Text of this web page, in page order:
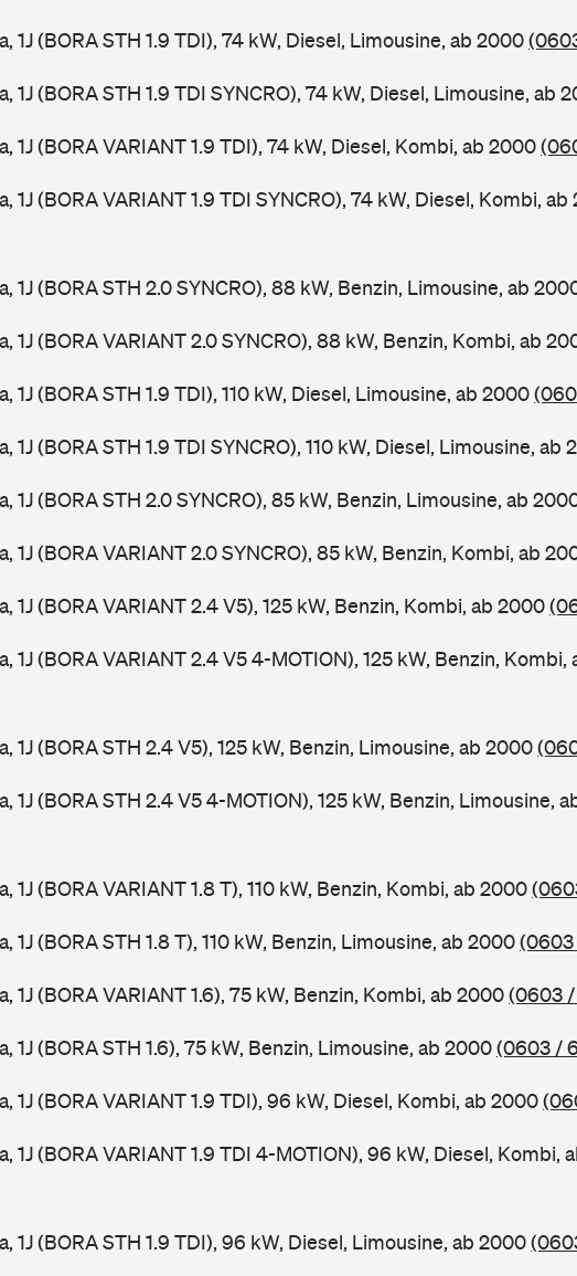
1J (BORA STH 1.9 TDI), 74 kW, Diesel, Limousine, ab 2000
1J (BORA STH 1.9 TDI SYNCRO), 74 kW, Diesel, Limousine, ab
1J (BORA VARIANT 1.9 TDI), 74 kW, Diesel, Kombi, ab 2000
1J (BORA VARIANT 1.9 TDI SYNCRO), 74 kW, Diesel, Kombi,
1J (BORA STH 2.0 SYNCRO), 88 kW, Benzin, Limousine, ab
1J (BORA VARIANT 2.0 SYNCRO), 88 kW, Benzin, Kombi, ab
1J (BORA STH 1.9 TDI), 110 kW, Diesel, Limousine, ab 2000
1J (BORA STH 1.9 TDI SYNCRO), 110 kW, Diesel, Limousine, ab
1J (BORA STH 2.0 SYNCRO), 85 kW, Benzin, Limousine, ab
1J (BORA VARIANT 2.0 SYNCRO), 85 kW, Benzin, Kombi, ab
1J (BORA VARIANT 2.4 V5), 125 kW, Benzin, Kombi, ab 2000
1J (BORA VARIANT 2.4 V5 4-MOTION), 125 kW, Benzin, Kombi,
1J (BORA STH 2.4 V5), 125 kW, Benzin, Limousine, ab 2000
1J (BORA STH 2.4 V5 4-MOTION), 125 kW, Benzin, Limousine,
1J (BORA VARIANT 1.8 T), 110 kW, Benzin, Kombi, ab 2000
1J (BORA STH 1.8 T), 110 kW, Benzin, Limousine, ab 2000(0603
1J (BORA VARIANT 1.6), 75 kW, Benzin, Kombi, ab 2000(0603
1J (BORA STH 1.6), 75 kW, Benzin, Limousine, ab 2000(0603 /
1J (BORA VARIANT 1.9 TDI), 96 kW, Diesel, Kombi, ab 2000
1J (BORA VARIANT 1.9 TDI 4-MOTION), 96 kW, Diesel, Kombi,
1J (BORA STH 1.9 TDI), 96 kW, Diesel, Limousine, ab 2000